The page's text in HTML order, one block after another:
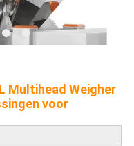
Multihead Weigher
voor